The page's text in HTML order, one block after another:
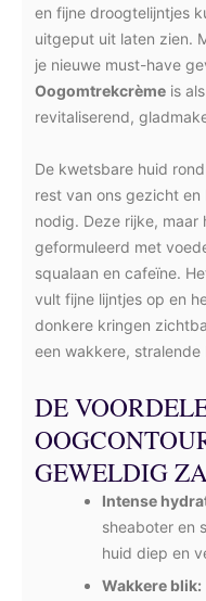
en fijne droogtelijntjes
uitgeput uit laten zien.
je nieuwe must-have
Oogomtrekcrème is
revitaliserend,
De kwetsbare huid
rest van ons gezicht
nodig. Deze rijke, maar
geformuleerd met
squalaan en cafeïne.
vult fijne lijntjes op en
donkere kringen
een wakkere,
DE
GEWELDIG
Intense
sheaboter en
huid diep en
Wakkere blik: